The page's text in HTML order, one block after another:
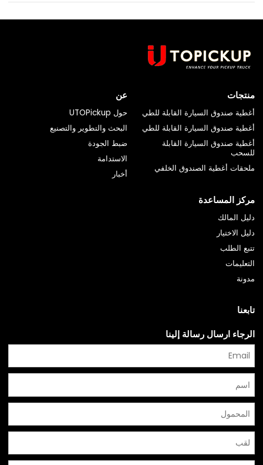
منتجات
أغطية صندوق السيارة القابلة للطي
أغطية صندوق السيارة القابلة للطي
أغطية صندوق السيارة القابلة
للسحب
ملحقات أغطية الصندوق الخلفي
عن
حول UTOPickup
البحث والتطوير والتصنيع
ضبط الجودة
الاستدامة
أخبار
مركز المساعدة
دليل المالك
دليل الاختيار
تتبع الطلب
التعليمات
مدونة
تابعنا
الرجاء ارسال رسالة إلينا